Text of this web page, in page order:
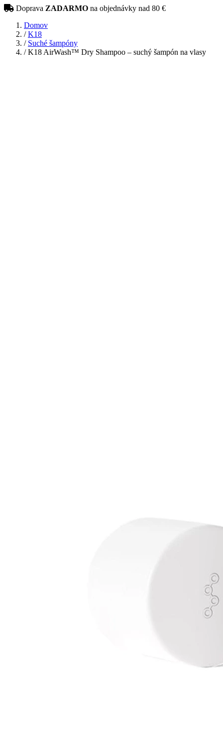
Doprava ZADARMO na objednávky nad 80 €
Domov
/ K18
/ Suché šampóny
/K18 AirWash™ Dry Shampoo – suchý šampón na vlasy